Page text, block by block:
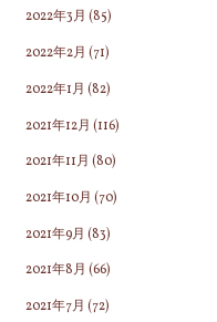
2022年3月 (85)
2022年2月 (71)
2022年1月 (82)
2021年12月 (116)
2021年11月 (80)
2021年10月 (70)
2021年9月 (83)
2021年8月 (66)
2021年7月 (72)